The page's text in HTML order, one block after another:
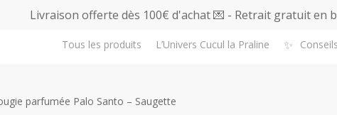
Livraison offerte dès 100€ d'achat 💌 - Retrait gratuit en
Tous les produits L’Univers Cucul la Praline ✨
parfumée Palo Santo – Saugette